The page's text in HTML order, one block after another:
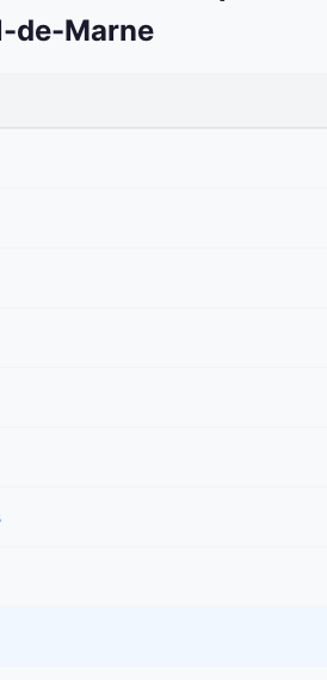
de-Marne